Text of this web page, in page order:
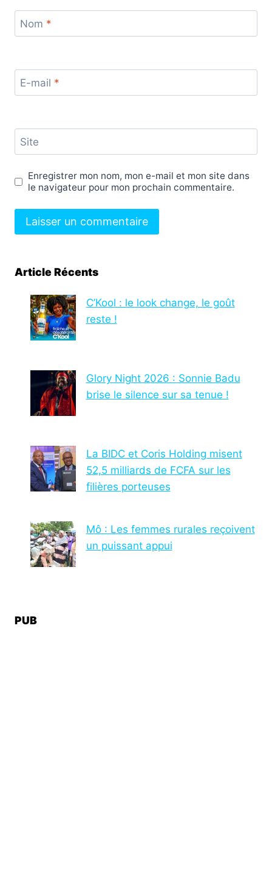
Nom *
E-mail *
Site
Enregistrer mon nom, mon e-mail et mon site dans
le navigateur pour mon prochain commentaire.
Article Récents
C’Kool : le look change, le goût
reste !
Glory Night 2026 : Sonnie Badu
brise le silence sur sa tenue !
La BIDC et Coris Holding misent
52,5 milliards de FCFA sur les
filières porteuses
Mô : Les femmes rurales reçoivent
un puissant appui
PUB